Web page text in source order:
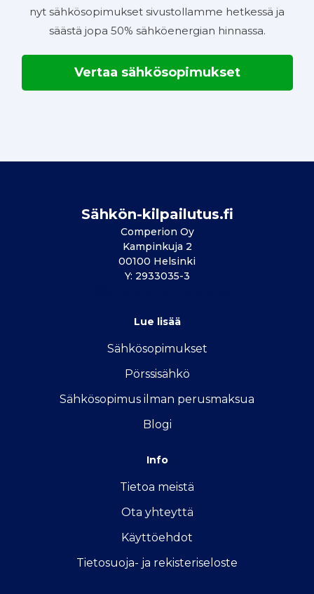
nyt sähkösopimukset sivustollamme hetkessä ja
säästä jopa 50% sähköenergian hinnassa.
Vertaa sähkösopimukset
Sähkön-kilpailutus.fi
Comperion Oy
Kampinkuja 2
00100 Helsinki
Y: 2933035-3
Lue lisää
Sähkösopimukset
Pörssisähkö
Sähkösopimus ilman perusmaksua
Blogi
Info
Tietoa meistä
Ota yhteyttä
Käyttöehdot
Tietosuoja- ja rekisteriseloste